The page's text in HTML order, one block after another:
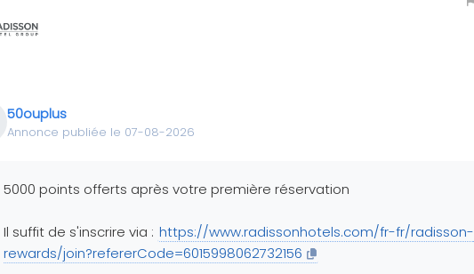
50ouplus
Annonce publiée le 07-08-2026
5000 points offerts après votre première réservation
Il suffit de s'inscrire via : https://www.radissonhotels.com/fr-fr/radisson-
rewards/join?refererCode=6015998062732156